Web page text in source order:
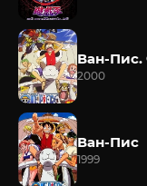
Ван-
2000
Ван-Пис
1999